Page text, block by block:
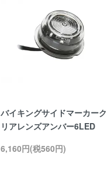
バイキングサイドマーカーク
リアレンズアンバー6LED
6,160円(税560円)